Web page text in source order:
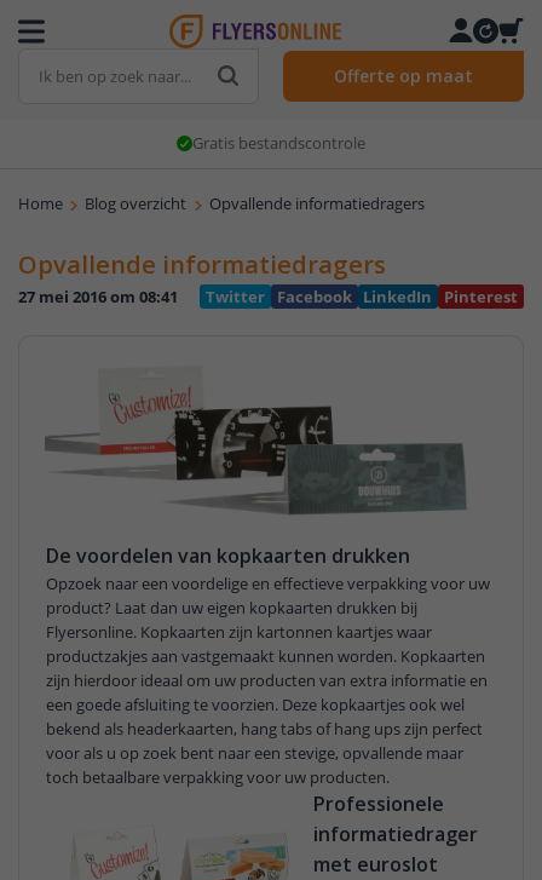
Offerte op maat
Gratis bestandscontrole
Home Blog overzicht Opvallende informatiedragers
Opvallende informatiedragers
27 mei 2016 om 08:41 Twitter Facebook LinkedIn Pinterest
De voordelen van kopkaarten drukken
Opzoek naar een voordelige en effectieve verpakking voor uw
product? Laat dan uw eigen kopkaarten drukken bij
Flyersonline. Kopkaarten zijn kartonnen kaartjes waar
productzakjes aan vastgemaakt kunnen worden. Kopkaarten
zijn hierdoor ideaal om uw producten van extra informatie en
een goede afsluiting te voorzien. Deze kopkaartjes ook wel
bekend als headerkaarten, hang tabs of hang ups zijn perfect
voor als u op zoek bent naar een stevige, opvallende maar
toch betaalbare verpakking voor uw producten.
Professionele
informatiedrager
met euroslot